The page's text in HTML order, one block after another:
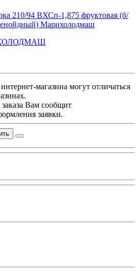
магазина могут отличаться
Вам сообщит
заявки.